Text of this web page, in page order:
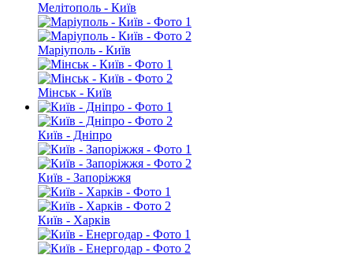
Мелітополь - Київ
Маріуполь - Київ
Мінськ - Київ
Київ - Дніпро
Київ - Запоріжжя
Київ - Харків